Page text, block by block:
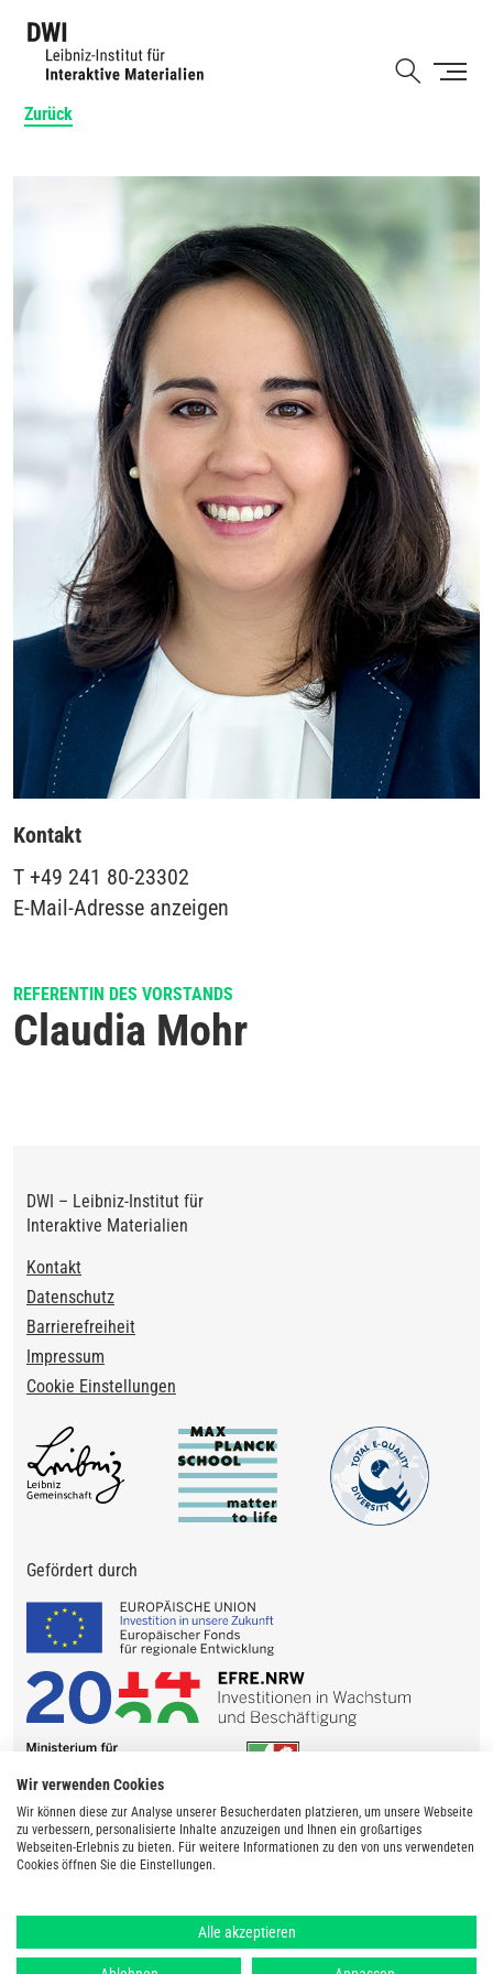
Zurück
Kontakt
T +49 241 80-23302
E-Mail-Adresse anzeigen
REFERENTIN DES VORSTANDS
Claudia Mohr
DWI – Leibniz-Institut für
Interaktive Materialien
Footer
Kontakt
Datenschutz
Barrierefreiheit
Impressum
Cookie Einstellungen
Gefördert durch
Wir verwenden Cookies
Wir können diese zur Analyse unserer Besucherdaten platzieren, um unsere Webseite
zu verbessern, personalisierte Inhalte anzuzeigen und Ihnen ein großartiges
Webseiten-Erlebnis zu bieten. Für weitere Informationen zu den von uns verwendeten
Cookies öffnen Sie die Einstellungen.
Alle akzeptieren